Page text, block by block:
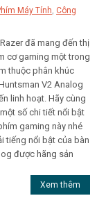
Máy Tính Công
đã mang đến thị
cơ gaming một trong
thuộc phân khúc
V2 Analog
linh hoạt. Hãy cùng
số chi tiết nổi bật
gaming này nhé
tiếng nổi bật của bàn
được hãng sản
Xem thêm